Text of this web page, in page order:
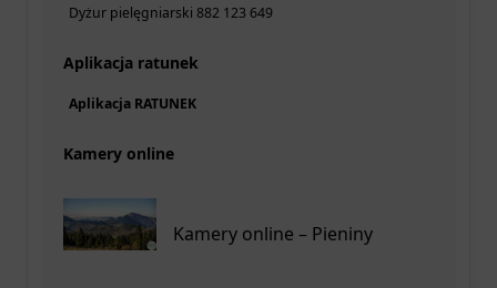
Dyżur pielęgniarski 882 123 649
Aplikacja ratunek
Aplikacja RATUNEK
Kamery online
Kamery online – Pieniny